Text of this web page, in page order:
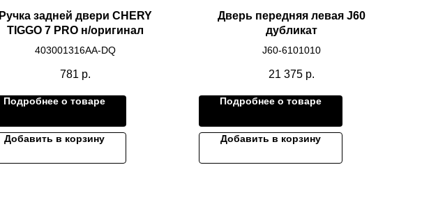
Ручка задней двери CHERY
TIGGO 7 PRO н/оригинал
403001316AA-DQ
781 р.
Подробнее о товаре
Добавить в корзину
Дверь передняя левая J60
дубликат
J60-6101010
21 375 р.
Подробнее о товаре
Добавить в корзину